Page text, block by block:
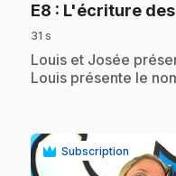
E8 : L'écriture
31 s
.Louis et Josée
Louis présente le
Subscription